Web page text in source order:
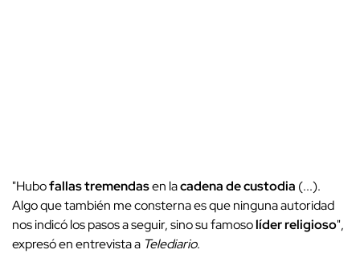
"Hubofallas tremendasen lacadena de custodia (...).
Algo que también me consterna es que ninguna autoridad
nos indicó los pasos a seguir, sino su famosolíder religioso",
expresó en entrevista a Telediario.